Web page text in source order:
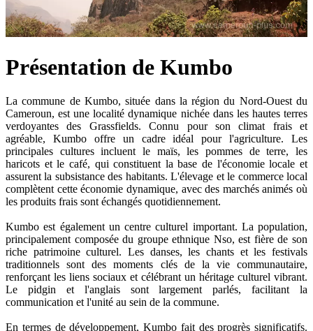
Présentation de Kumbo
La commune de Kumbo, située dans la région du Nord-Ouest du
Cameroun, est une localité dynamique nichée dans les hautes terres
verdoyantes des Grassfields. Connu pour son climat frais et
agréable, Kumbo offre un cadre idéal pour l'agriculture. Les
principales cultures incluent le maïs, les pommes de terre, les
haricots et le café, qui constituent la base de l'économie locale et
assurent la subsistance des habitants. L'élevage et le commerce local
complètent cette économie dynamique, avec des marchés animés où
les produits frais sont échangés quotidiennement.
Kumbo est également un centre culturel important. La population,
principalement composée du groupe ethnique Nso, est fière de son
riche patrimoine culturel. Les danses, les chants et les festivals
traditionnels sont des moments clés de la vie communautaire,
renforçant les liens sociaux et célébrant un héritage culturel vibrant.
Le pidgin et l'anglais sont largement parlés, facilitant la
communication et l'unité au sein de la commune.
En termes de développement, Kumbo fait des progrès significatifs.